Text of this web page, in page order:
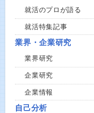
就活のプロが語る
就活特集記事
業界・企業研究
業界研究
企業研究
企業情報
自己分析